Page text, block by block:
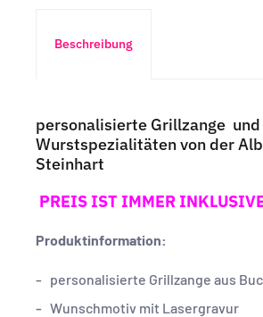
Beschreibung
personalisierte Grillzange
Wurstspezialitätenvon der
Steinhart
PREIS IST IMMER
Produktinformation:
personalisierte Grillzange aus
Wunschmotiv mit Lasergravur